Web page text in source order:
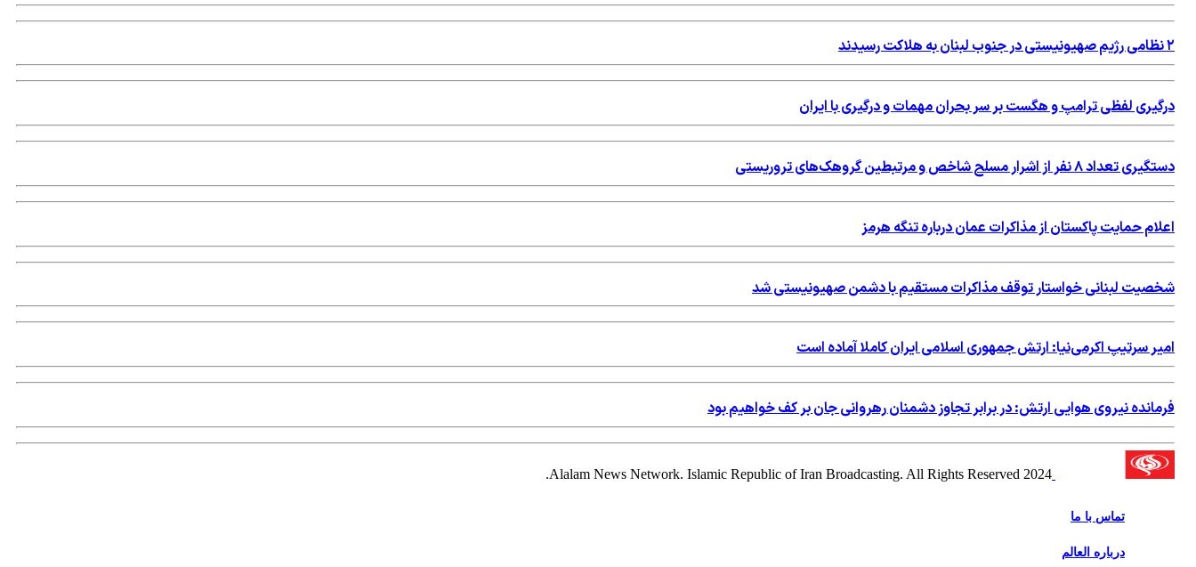
۲ نظامی رژیم صهیونیستی در جنوب لبنان به هلاکت رسیدند
درگیری لفظی ترامپ و هگست بر سر بحران مهمات و درگیری با ایران
دستگیری تعداد ۸ نفر از اشرار مسلح شاخص و مرتبطین گروهک‌های تروریستی
اعلام حمایت پاکستان از مذاکرات عمان درباره تنگه هرمز
شخصیت لبنانی خواستار توقف مذاکرات مستقیم با دشمن صهیونیستی شد
امیر سرتیپ اكرمی‌نیا: ارتش جمهوری اسلامی ایران کاملا آماده است
فرمانده نیروی هوایی ارتش: در برابر تجاوز دشمنان رهروانی جان بر کف خواهیم بود
2024 Alalam News Network. Islamic Republic of Iran Broadcasting. All Rights Reserved.
تماس با ما
درباره العالم